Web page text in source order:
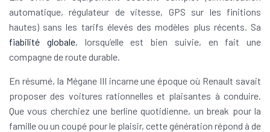
automatique, régulateur de vitesse, GPS sur les finitions
hautes) sans les tarifs élevés des modèles plus récents. Sa
fiabilité globale, lorsqu’elle est bien suivie, en fait une
compagne de route durable.
En résumé, la Mégane III incarne une époque où Renault savait
proposer des voitures rationnelles et plaisantes à conduire.
Que vous cherchiez une berline quotidienne, un break pour la
famille ou un coupé pour le plaisir, cette génération répond à de